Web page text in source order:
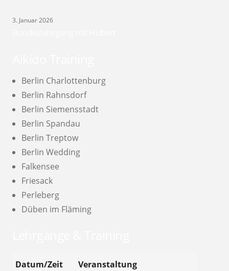
3. Januar 2026
Berlin Charlottenburg
Berlin Rahnsdorf
Berlin Siemensstadt
Berlin Spandau
Berlin Treptow
Berlin Wedding
Falkensee
Friesack
Perleberg
Düben im Fläming
Datum/Zeit Veranstaltung